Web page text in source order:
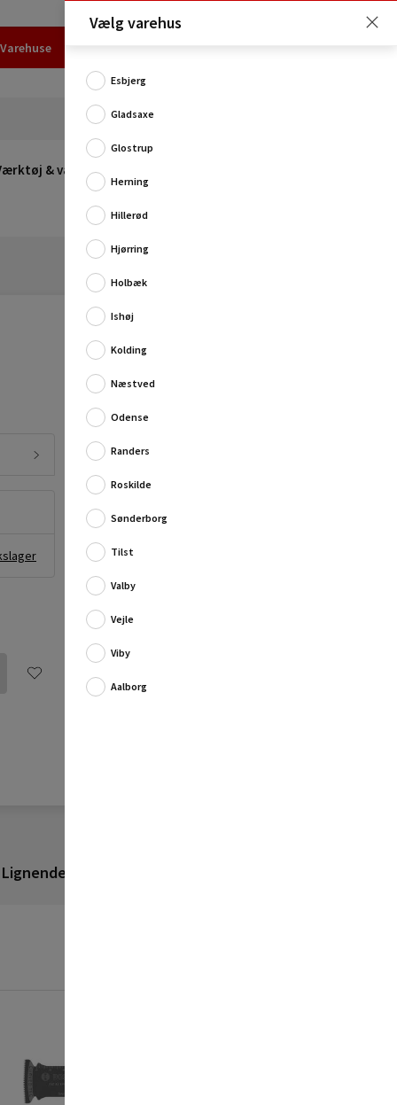
Varehuse
& værksted
sidder fast, er den eneste mulighed at skære
M...
Fuld produktbeskrivelse
Lignende produkter
Vælg varehus
Esbjerg
Gladsaxe
Glostrup
Herning
Hillerød
Hjørring
Holbæk
Ishøj
Kolding
Næstved
Odense
Randers
Roskilde
Sønderborg
Tilst
Valby
Vejle
Viby
Aalborg